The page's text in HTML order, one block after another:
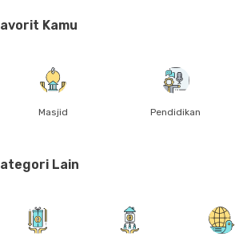
Kamu
Masjid Pendidikan
Lain